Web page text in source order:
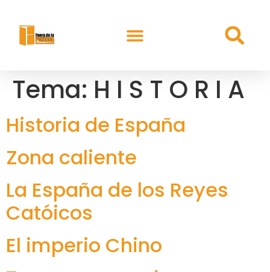
Tema: H I S T O R I A
Historia de España
Zona caliente
La España de los Reyes
Catóicos
El imperio Chino